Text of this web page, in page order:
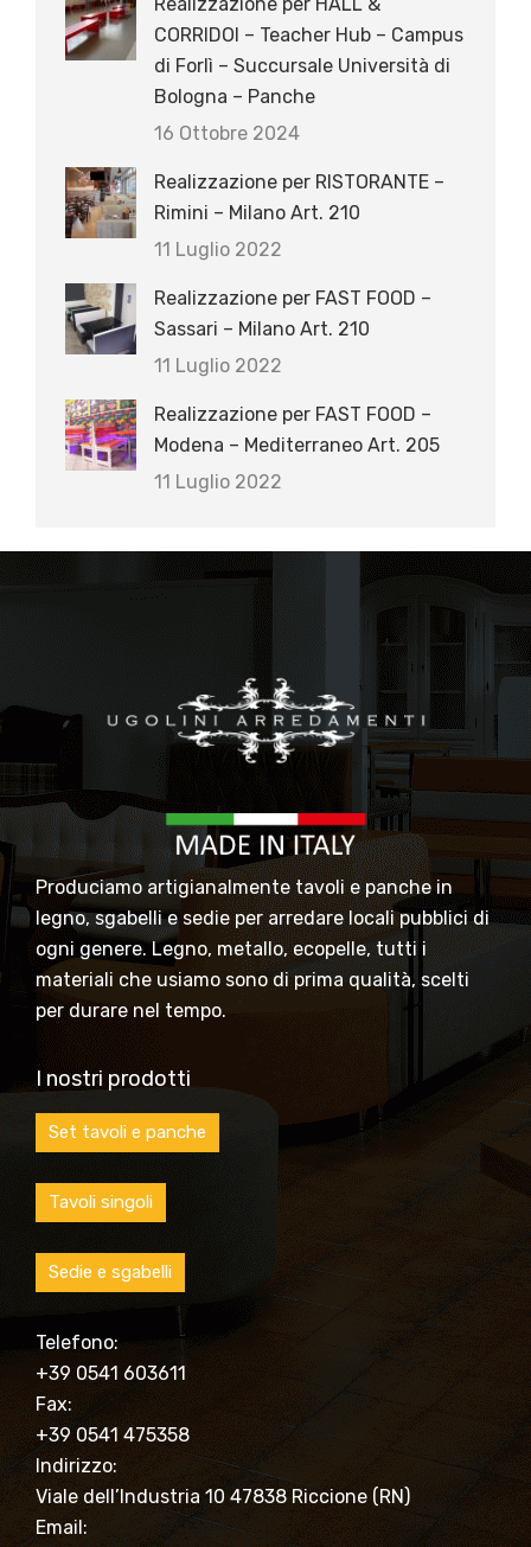
CORRIDOI – Teacher Hub – Campus
di Forlì – Succursale Università di
Bologna – Panche
16 Ottobre 2024
Realizzazione per RISTORANTE –
Rimini – Milano Art. 210
11 Luglio 2022
Realizzazione per FAST FOOD –
Sassari – Milano Art. 210
11 Luglio 2022
Realizzazione per FAST FOOD –
Modena – Mediterraneo Art. 205
11 Luglio 2022
Produciamo artigianalmente tavoli e panche in
legno, sgabelli e sedie per arredare locali pubblici di
ogni genere. Legno, metallo, ecopelle, tutti i
materiali che usiamo sono di prima qualità, scelti
per durare nel tempo.
I nostri prodotti
Set tavoli e panche
Tavoli singoli
Sedie e sgabelli
Telefono:
+39 0541 603611
Fax:
+39 0541 475358
Indirizzo:
Viale dell’Industria 10 47838 Riccione (RN)
Email: